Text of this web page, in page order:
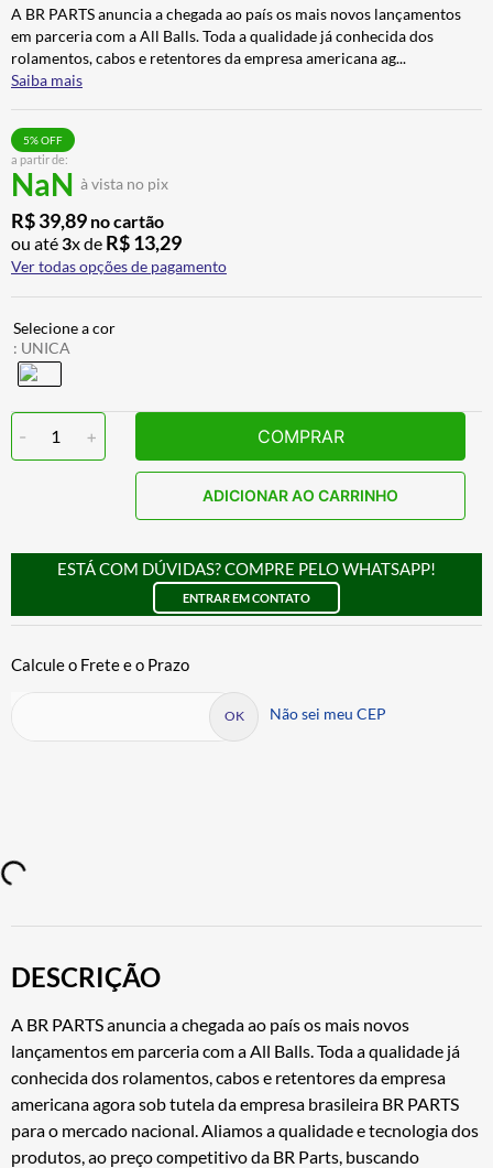
A BR PARTS anuncia a chegada ao país os mais novos lançamentos
em parceria com a All Balls. Toda a qualidade já conhecida dos
rolamentos, cabos e retentores da empresa americana ag...
Saiba mais
a partir de:
NaN à vista no pix
5% OFF
R$39,89 no cartão
ou até3x de R$13,29
Ver todas opções de pagamento
: UNICA
- 1 + COMPRAR
ADICIONAR AO CARRINHO
ESTÁ COM DÚVIDAS? COMPRE PELO WHATSAPP!
ENTRAR EM CONTATO
Não sei meu CEP
DESCRIÇÃO
A BR PARTS anuncia a chegada ao país os mais novos
lançamentos em parceria com a All Balls. Toda a qualidade já
conhecida dos rolamentos, cabos e retentores da empresa
americana agora sob tutela da empresa brasileira BR PARTS
para o mercado nacional. Aliamos a qualidade e tecnologia dos
produtos, ao preço competitivo da BR Parts, buscando
7º ALPINESTAR
8º CALÇA
9º BOTAS
10º